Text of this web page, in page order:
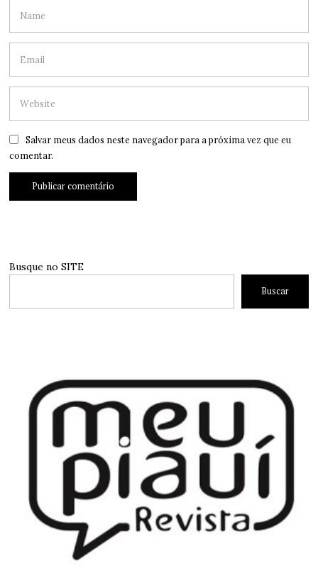
Salvar meus dados neste navegador para a próxima vez que eu
comentar.
Busque no SITE
Buscar